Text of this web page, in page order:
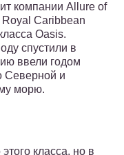
компании Allure of
Royal Caribbean
Oasis.
спустили в
ввели годом
Северной и
морю.
класса, но в